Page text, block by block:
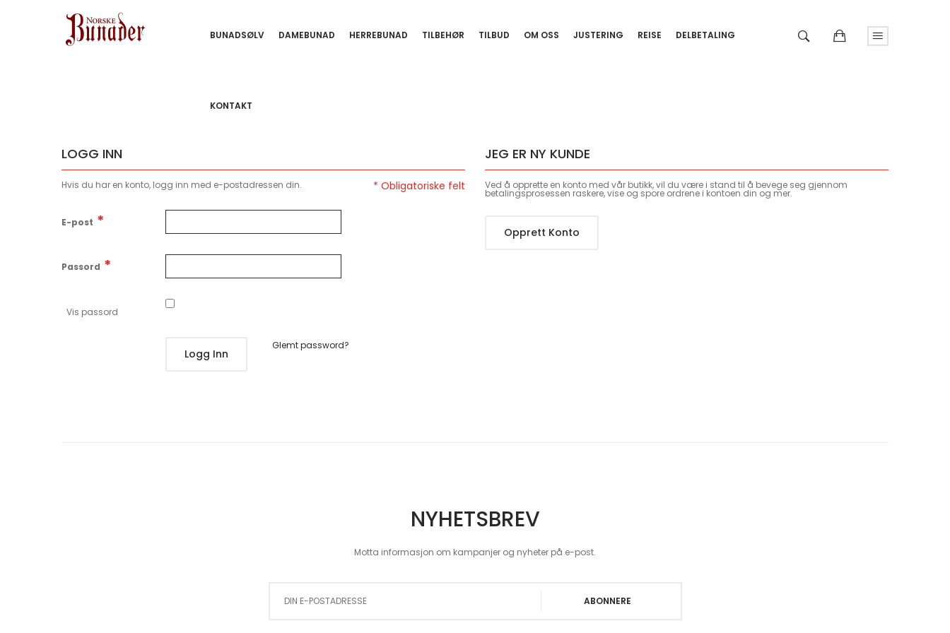
BUNADSØLV DAMEBUNAD HERREBUNAD TILBEHØR TILBUD OM OSS JUSTERING REISE DELBETALING
KONTAKT
LOGG INN
Hvis du har en konto, logg inn med e-postadressen din.
E-post
Passord
Vis passord
Logg Inn
Glemt password?
JEG ER NY KUNDE
Ved å opprette en konto med vår butikk, vil du være i stand til å bevege seg gjennom
betalingsprosessen raskere, vise og spore ordrene i kontoen din og mer.
Opprett Konto
NYHETSBREV
Motta informasjon om kampanjer og nyheter på e-post.
ABONNERE